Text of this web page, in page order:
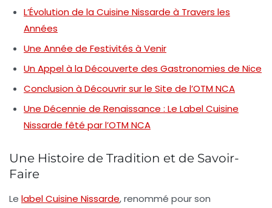
L’Évolution de la Cuisine Nissarde à Travers les
Années
Une Année de Festivités à Venir
Un Appel à la Découverte des Gastronomies de Nice
Conclusion à Découvrir sur le Site de l’OTM NCA
Une Décennie de Renaissance : Le Label Cuisine
Nissarde fêté par l’OTM NCA
Une Histoire de Tradition et de Savoir-
Faire
Le label Cuisine Nissarde, renommé pour son